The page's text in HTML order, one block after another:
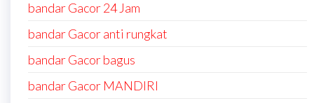
bandar Gacor 24 Jam
bandar Gacor anti rungkat
bandar Gacor bagus
bandar Gacor MANDIRI